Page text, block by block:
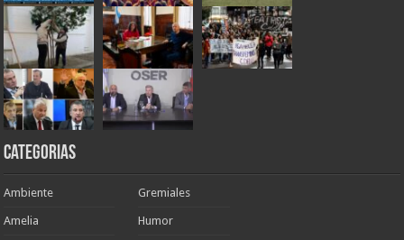
Categorias
Ambiente
Amelia
Gremiales
Humor